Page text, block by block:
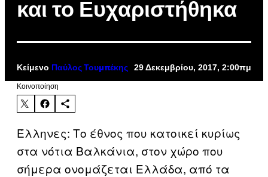
και το Ευχαριστήθηκα
Κείμενο Παύλος Τουμπέκης 29 Δεκεμβρίου, 2017, 2:00πμ
Kοινοποίηση
Έλληνες: Το έθνος που κατοικεί κυρίως
στα νότια Βαλκάνια, στον χώρο που
σήμερα ονομάζεται Ελλάδα, από τα